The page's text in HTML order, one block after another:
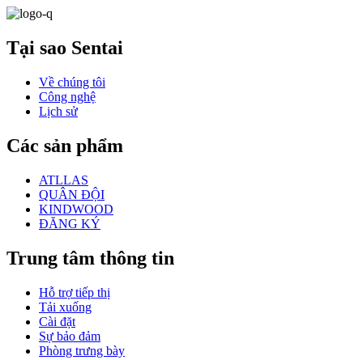
Tại sao Sentai
Về chúng tôi
Công nghệ
Lịch sử
Các sản phẩm
ATLLAS
QUÂN ĐỘI
KINDWOOD
ĐĂNG KÝ
Trung tâm thông tin
Hỗ trợ tiếp thị
Tải xuống
Cài đặt
Sự bảo đảm
Phòng trưng bày